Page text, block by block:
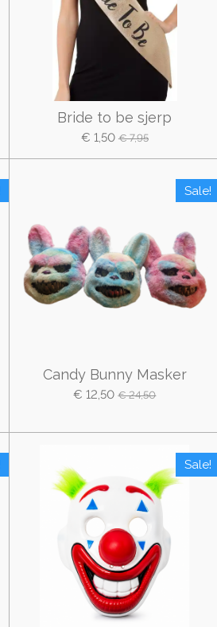
Bride to be sjerp
€ 1,50 € 7,95
Sale!
Candy Bunny Masker
€ 12,50 € 24,50
Sale!